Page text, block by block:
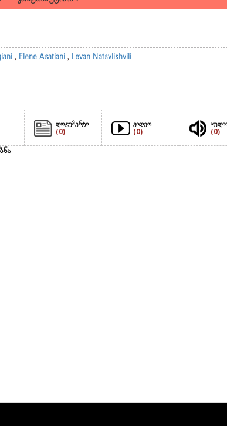
, Elene Asatiani , Levan Natsvlishvili
დოკუმენტი
(0)
ვიდეო
(0) (0)